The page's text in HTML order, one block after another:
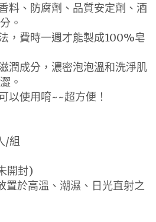
料、防腐劑、品質安定劑、酒
。
，費時一週才能製成100%皂
潤成分，濃密泡泡溫和洗淨肌
。
以使用唷~~超方便！
/組
開封)
置於高溫、潮濕、日光直射之